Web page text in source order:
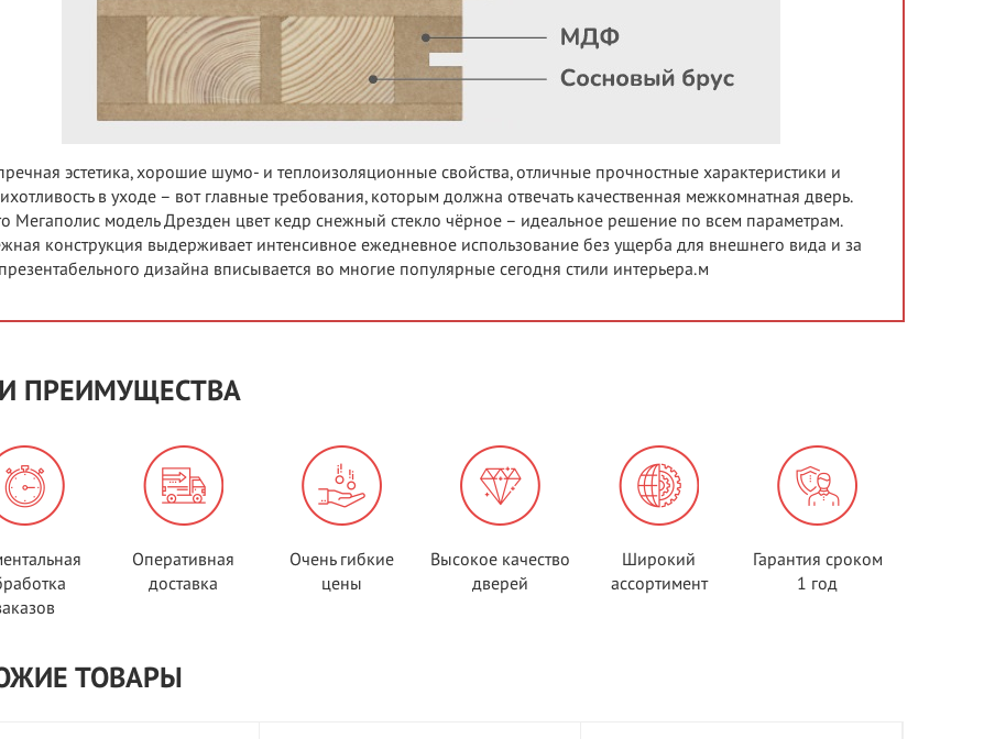
эстетика, хорошие шумо- и теплоизоляционные свойства, отличные прочностные характеристики и
в уходе – вот главные требования, которым должна отвечать качественная межкомнатная дверь.
Мегаполис модель Дрезден цвет кедр снежный стекло чёрное – идеальное решение по всем параметрам.
конструкция выдерживает интенсивное ежедневное использование без ущерба для внешнего вида и за
дизайна вписывается во многие популярные сегодня стили интерьера.м
ПРЕИМУЩЕСТВА
Оперативная
доставка
Очень гибкие
цены
Высокое качество
дверей
Широкий
ассортимент
Гарантия сроком
1 год
ТОВАРЫ